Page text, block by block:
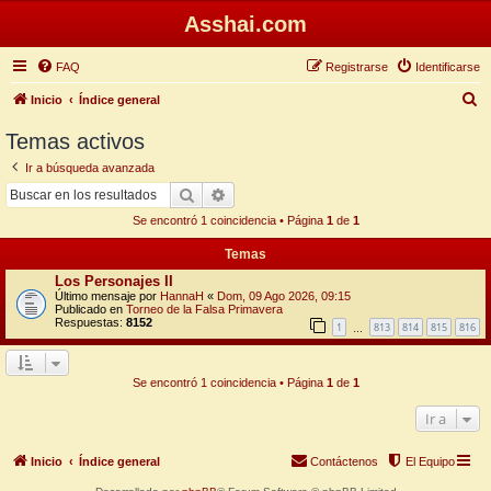
Asshai.com
FAQ Identificarse
Registrarse
Inicio Índice general
Temas activos
Ir a búsqueda avanzada
Buscar
Se encontró 1 coincidencia • Página 1de 1
Temas
Los Personajes II
Último mensaje por HannaH « Dom, 09 Ago 2026, 09:15
Publicado en Torneo de la Falsa Primavera
Respuestas: 8152 1 813 814 815 816
Se encontró 1 coincidencia • Página 1de 1
Ir a
Inicio Índice general El Equipo
Contáctenos